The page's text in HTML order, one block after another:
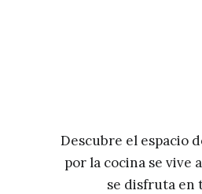
Descubre el espacio
por la cocina se vive
se disfruta en